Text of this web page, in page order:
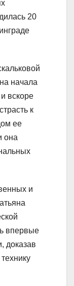
20
начала
вскоре
к
ее
она
и
впервые
доказав